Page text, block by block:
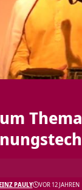
Thema
PAULY VOR 12 JAHREN